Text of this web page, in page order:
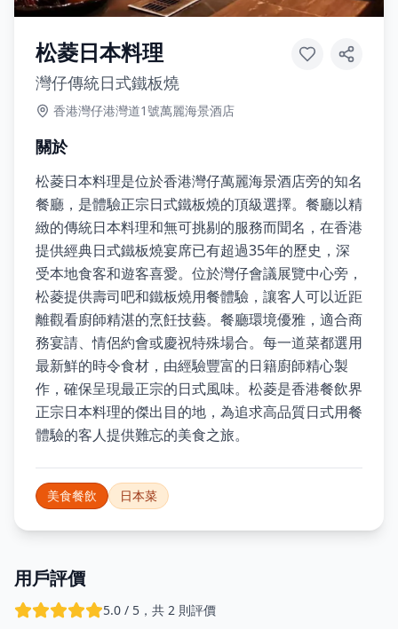
松菱日本料理
灣仔傳統日式鐵板燒
香港灣仔港灣道1號萬麗海景酒店
關於
松菱日本料理是位於香港灣仔萬麗海景酒店旁的知名
餐廳，是體驗正宗日式鐵板燒的頂級選擇。餐廳以精
緻的傳統日本料理和無可挑剔的服務而聞名，在香港
提供經典日式鐵板燒宴席已有超過35年的歷史，深
受本地食客和遊客喜愛。位於灣仔會議展覽中心旁，
松菱提供壽司吧和鐵板燒用餐體驗，讓客人可以近距
離觀看廚師精湛的烹飪技藝。餐廳環境優雅，適合商
務宴請、情侶約會或慶祝特殊場合。每一道菜都選用
最新鮮的時令食材，由經驗豐富的日籍廚師精心製
作，確保呈現最正宗的日式風味。松菱是香港餐飲界
正宗日本料理的傑出目的地，為追求高品質日式用餐
體驗的客人提供難忘的美食之旅。
美食餐飲 日本菜
用戶評價
5.0 / 5，共 2 則評價